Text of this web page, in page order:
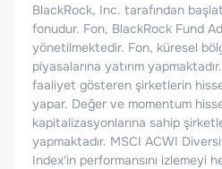
BlackRock, Inc. tarafından
fonudur. Fon, BlackRock Fund
yönetilmektedir. Fon, küresel
piyasalarına yatırım
faaliyet gösteren şirketlerin
yapar. Değer ve momentum
kapitalizasyonlarına sahip
yapmaktadır. MSCI ACWI
Index'in performansını izlemeyi